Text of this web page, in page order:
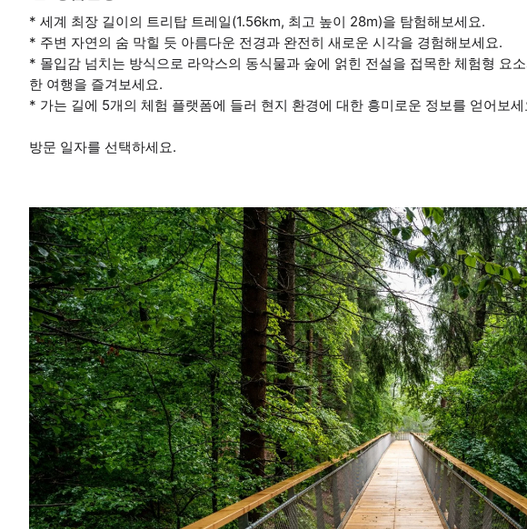
* 세계 최장 길이의 트리탑 트레일(1.56km, 최고 높이 28m)을 탐험해보세요.
* 주변 자연의 숨 막힐 듯 아름다운 전경과 완전히 새로운 시각을 경험해보세요.
* 몰입감 넘치는 방식으로 라악스의 동식물과 숲에 얽힌 전설을 접목한 체험형 요
한 여행을 즐겨보세요.
* 가는 길에 5개의 체험 플랫폼에 들러 현지 환경에 대한 흥미로운 정보를 얻어보세
방문 일자를 선택하세요.